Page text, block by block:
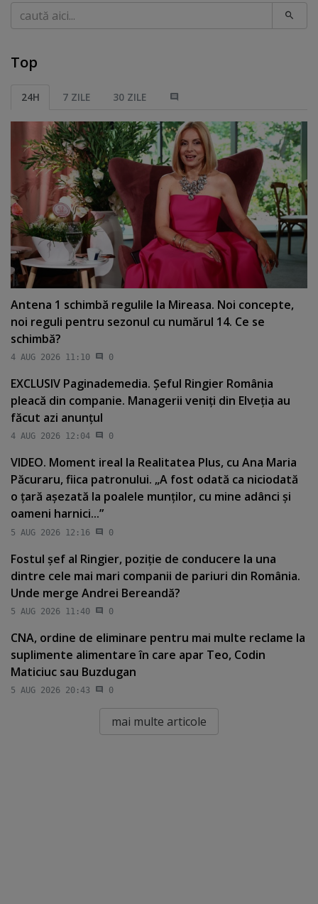
Caută
Top
24H 7 ZILE 30 ZILE
Antena 1 schimbă regulile la Mireasa. Noi concepte,
noi reguli pentru sezonul cu numărul 14. Ce se
schimbă?
4 AUG 2026 11:10 0
EXCLUSIV Paginademedia. Şeful Ringier România
pleacă din companie. Managerii veniţi din Elveţia au
făcut azi anunţul
4 AUG 2026 12:04 0
VIDEO. Moment ireal la Realitatea Plus, cu Ana Maria
Păcuraru, fiica patronului. „A fost odată ca niciodată
o ţară aşezată la poalele munţilor, cu mine adânci şi
oameni harnici...”
5 AUG 2026 12:16 0
Fostul şef al Ringier, poziţie de conducere la una
dintre cele mai mari companii de pariuri din România.
Unde merge Andrei Bereandă?
5 AUG 2026 11:40 0
CNA, ordine de eliminare pentru mai multe reclame la
suplimente alimentare în care apar Teo, Codin
Maticiuc sau Buzdugan
5 AUG 2026 20:43 0
mai multe articole